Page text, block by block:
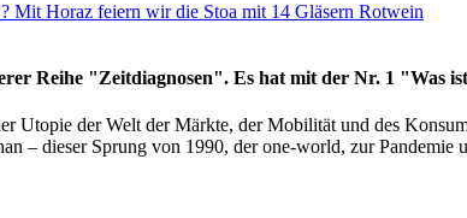
Mit Horaz feiern wir die Stoa mit 14 Gläsern Rotwein
Reihe "Zeitdiagnosen". Es hat mit der Nr. 1 "Was
Utopie der Welt der Märkte, der Mobilität und des
– dieser Sprung von 1990, der one-world, zur